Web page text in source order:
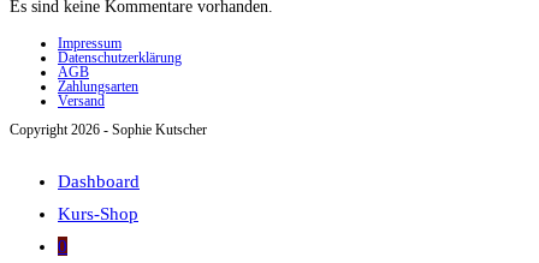
Es sind keine Kommentare vorhanden.
Impressum
Datenschutzerklärung
AGB
Zahlungsarten
Versand
Copyright 2026 - Sophie Kutscher
Dashboard
Kurs-Shop
0